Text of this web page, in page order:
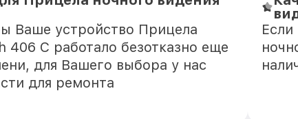
Ваше устройство Прицела
406 С работало безотказно еще
для Вашего выбора у нас
для ремонта